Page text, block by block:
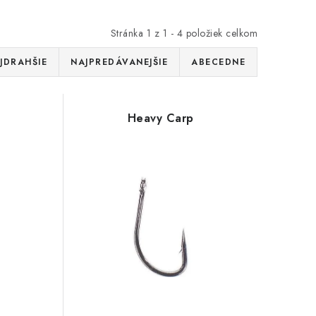
Stránka 1 z 1 - 4 položiek celkom
NAJPREDÁVANEJŠIE ABECEDNE
Heavy Carp